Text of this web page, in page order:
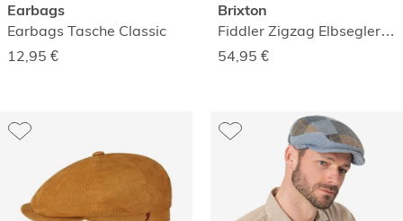
Earbags
Earbags Tasche Classic
12,95 €
Brixton
Fiddler Zigzag Elbseglermütze
54,95 €